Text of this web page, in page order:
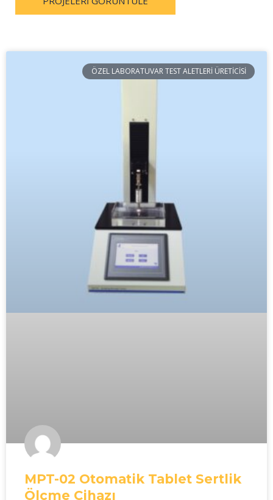
ÖZEL LABORATUVAR TEST ALETLERI ÜRETICISI
MPT-02 Otomatik Tablet Sertlik
Ölçme Cihazı